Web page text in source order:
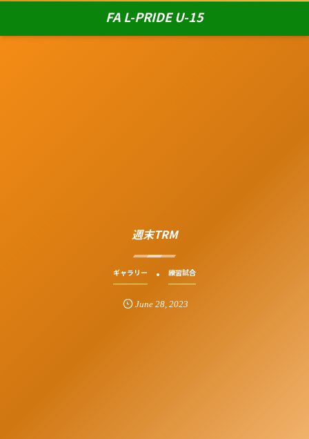
FA L-PRIDE U-15
週末TRM
ギャラリー 練習試合
June 28,2023